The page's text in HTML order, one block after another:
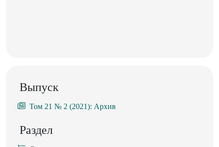
Выпуск
Том 21 № 2 (2021): Архив
Раздел